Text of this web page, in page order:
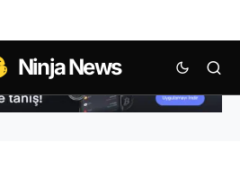
Ninja News